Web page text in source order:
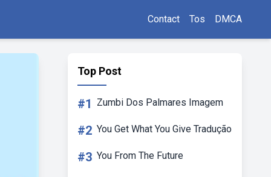
Contact Tos DMCA
Top Post
#1 Zumbi Dos Palmares Imagem
#2 You Get What You Give Tradução
#3 You From The Future